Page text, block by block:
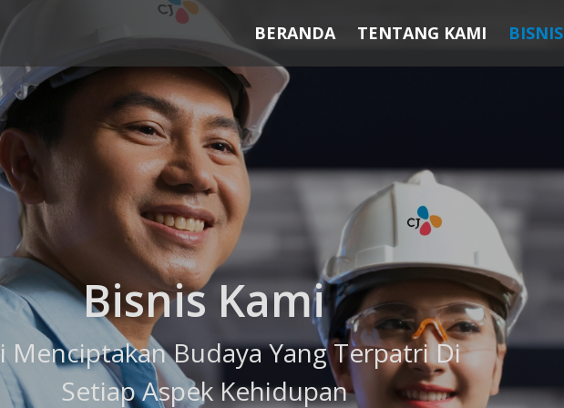
BERANDA TENTANG KAMI BISNIS
Bisnis Kami
Menciptakan Budaya Yang Terpatri Di
Setiap Aspek Kehidupan